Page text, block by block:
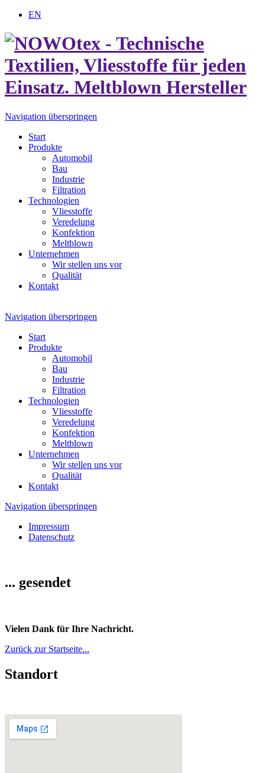
EN
Navigation überspringen
Start
Produkte
Automobil
Bau
Industrie
Filtration
Technologien
Vliesstoffe
Veredelung
Konfektion
Meltblown
Unternehmen
Wir stellen uns vor
Qualität
Kontakt
Navigation überspringen
Start
Produkte
Automobil
Bau
Industrie
Filtration
Technologien
Vliesstoffe
Veredelung
Konfektion
Meltblown
Unternehmen
Wir stellen uns vor
Qualität
Kontakt
Navigation überspringen
Impressum
Datenschutz
... gesendet
Vielen Dank für Ihre Nachricht.
Zurück zur Startseite...
Standort